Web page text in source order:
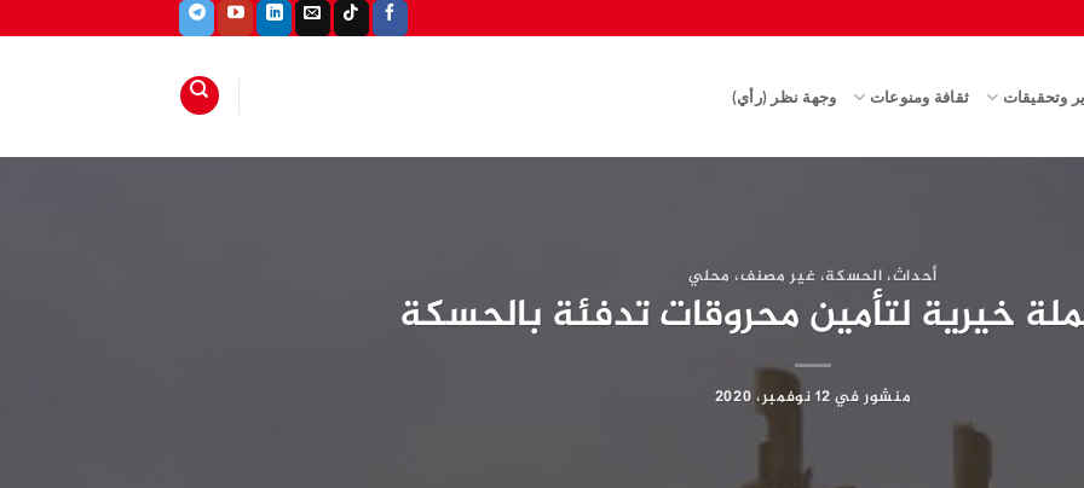
وتحقيقات ثقافة ومنوعات وجهة نظر (رأي)
أحداث،الحسكة،غير مصنف، محلي
خيرية لتأمين محروقات تدفئة بالحسكة
منشور في12 نوفمبر، 2020